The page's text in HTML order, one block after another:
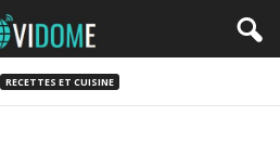
RECETTES ET CUISINE